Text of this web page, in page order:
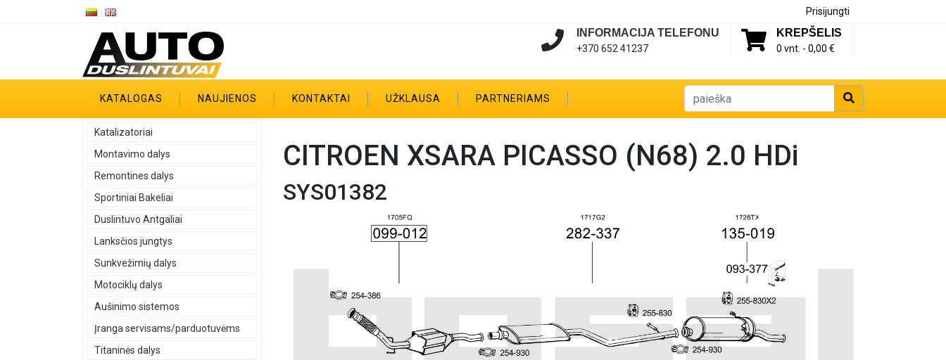
Prisijungti
KREPŠELIS
0 vnt. - 0,00 €
INFORMACIJA TELEFONU
+370 652 41237
KATALOGAS NAUJIENOS KONTAKTAI UŽKLAUSA PARTNERIAMS
Katalizatoriai
Montavimo dalys
Remontines dalys
Sportiniai Bakeliai
Duslintuvo Antgaliai
Lanksčios jungtys
Sunkvežimių dalys
Motociklų dalys
Aušinimo sistemos
Įranga servisams/parduotuvėms
Titaninės dalys
CITROEN XSARA PICASSO (N68) 2.0 HDi
SYS01382